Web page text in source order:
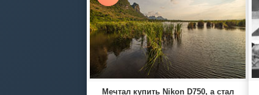
Мечтал купить Nikon D750, а стал